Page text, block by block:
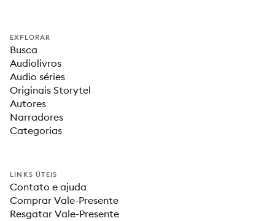
EXPLORAR
Busca
Audiolivros
Audio séries
Originais Storytel
Autores
Narradores
Categorias
LINKS ÚTEIS
Contato e ajuda
Comprar Vale-Presente
Resgatar Vale-Presente